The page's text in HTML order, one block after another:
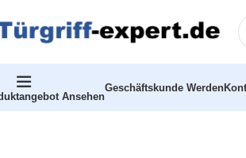
Ansehen
Geschäftskunde Werden